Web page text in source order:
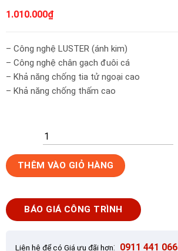
1.010.000₫
– Công nghệ LUSTER (ánh kim)
– Công nghệ chân gạch đuôi cá
– Khả năng chống tia tử ngoại cao
– Khả năng chống thấm cao
Gạch
ốp
Inax
INAX-
THÊM VÀO GIỎ HÀNG
BÁO GIÁ CÔNG TRÌNH
Liên hệ để có Giá ưu đãi hơn: 0911 441 066